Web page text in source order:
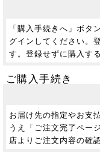
「購入手続きへ」ボタ
グインしてください。
す。登録せずに購入す
ご購入手続き
お届け先の指定やお支
うえ「ご注文完了ペー
店よりご注文内容の確